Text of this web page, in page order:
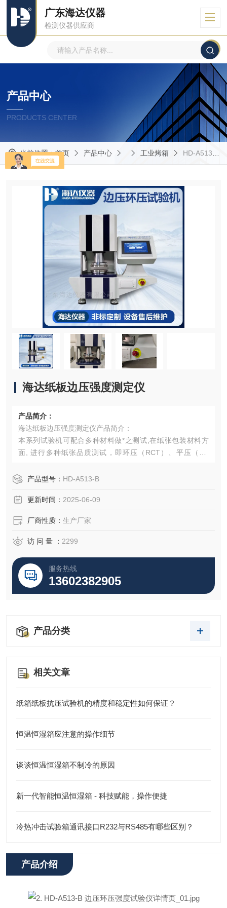
广东海达仪器
检测仪器供应商
产品中心
PRODUCTS CENTER
当前位置：首页 产品中心 工业烤箱 HD-A513-B海达纸板边压强度测定仪
海达纸板边压强度测定仪
产品简介：
海达纸板边压强度测定仪产品简介：
本系列试验机可配合多种材料做*之测试,在纸张包装材料方
面, 进行多种纸张品质测试，即环压（RCT）、平压（FC
种测试, 是结合多项功能于一身之测试设备。
产品型号： HD-A513-B
更新时间： 2025-06-09
厂商性质： 生产厂家
访 问 量 ： 2299
服务热线
13602382905
产品分类
相关文章
纸箱纸板抗压试验机的精度和稳定性如何保证？
恒温恒湿箱应注意的操作细节
谈谈恒温恒湿箱不制冷的原因
新一代智能恒温恒湿箱 - 科技赋能，操作便捷
冷热冲击试验箱通讯接口R232与RS485有哪些区别？
产品介绍